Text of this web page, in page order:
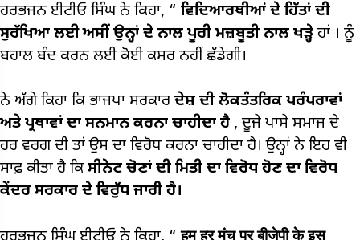
ਹਰਭਜਨ ਈਟੀਓ ਸਿੰਘ ਨੇ ਕਿਹਾ, “ ਵਿਦਿਆਰਥੀਆਂ ਦੇ ਹਿੱਤਾਂ ਦੀ
ਸੁਰੱਖਿਆ ਲਈ ਅਸੀਂ ਉਨ੍ਹਾਂ ਦੇ ਨਾਲ ਪੂਰੀ ਮਜ਼ਬੂਤੀ ਨਾਲ ਖੜ੍ਹੇ ਹਾਂ । ਨੂੰ
ਬਹਾਲ ਬੰਦ ਕਰਨ ਲਈ ਕੋਈ ਕਸਰ ਨਹੀਂ ਛੱਡੇਗੀ।
ਨੇ ਅੱਗੇ ਕਿਹਾ ਕਿ ਭਾਜਪਾ ਸਰਕਾਰ ਦੇਸ਼ ਦੀ ਲੋਕਤੰਤਰਿਕ ਪਰੰਪਰਾਵਾਂ
ਅਤੇ ਪ੍ਰਥਾਵਾਂ ਦਾ ਸਨਮਾਨ ਕਰਨਾ ਚਾਹੀਦਾ ਹੈ , ਦੂਜੇ ਪਾਸੇ ਸਮਾਜ ਦੇ
ਹਰ ਵਰਗ ਦੀ ਤਾਂ ਉਸ ਦਾ ਵਿਰੋਧ ਕਰਨਾ ਚਾਹੀਦਾ ਹੈ। ਉਨ੍ਹਾਂ ਨੇ ਇਹ ਵੀ
ਸਾਫ਼ ਕੀਤਾ ਹੈ ਕਿ ਸੀਨੇਟ ਚੋਣਾਂ ਦੀ ਮਿਤੀ ਦਾ ਵਿਰੋਧ ਹੋਣ ਦਾ ਵਿਰੋਧ
ਕੇਂਦਰ ਸਰਕਾਰ ਦੇ ਵਿਰੁੱਧ ਜਾਰੀ ਹੈ।